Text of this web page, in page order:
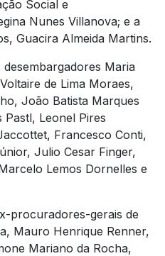
Social e
Nunes Villanova; e a
Guacira Almeida Martins.
Maria
de Lima Moraes,
João Batista Marques
Leonel Pires
Francesco Conti,
Julio Cesar Finger,
Lemos Dornelles e
procuradores-gerais de
Mauro Henrique Renner,
Mariano da Rocha,